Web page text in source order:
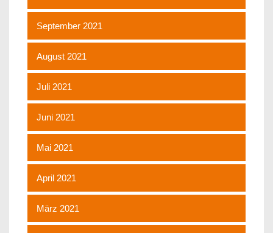
September 2021
August 2021
Juli 2021
Juni 2021
Mai 2021
April 2021
März 2021